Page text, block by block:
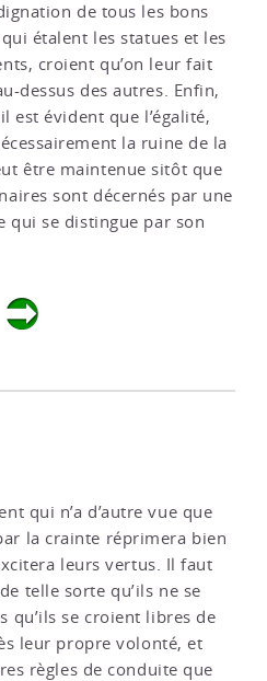
de tous les bons
étalent les statues et les
croient qu’on leur fait
dessus des autres. Enfin,
est évident que l’égalité,
la ruine de la
être maintenue sitôt que
sont décernés par une
qui se distingue par son
qui n’a d’autre vue que
la crainte réprimera bien
leurs vertus. Il faut
telle sorte qu’ils ne se
qu’ils se croient libres de
leur propre volonté, et
règles de conduite que